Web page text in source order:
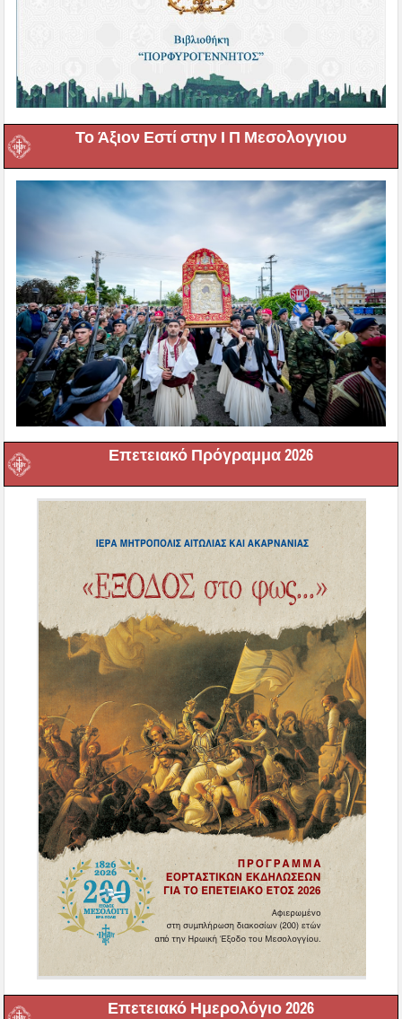
Το Άξιον Εστί στην Ι Π Μεσολογγιου
Επετειακό Πρόγραμμα 2026
Επετειακό Ημερολόγιο 2026